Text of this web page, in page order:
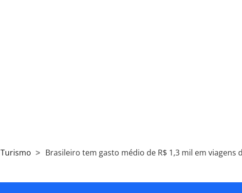
Turismo Brasileiro tem gasto médio de R$ 1,3 mil em viagens